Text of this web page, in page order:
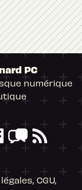
PC
numérique
CGU,